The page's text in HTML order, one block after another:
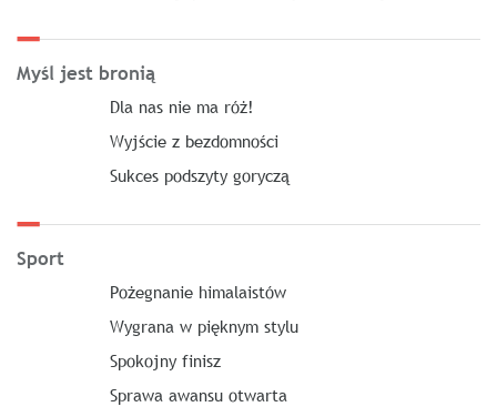
Myśl jest bronią
Dla nas nie ma róż!
Wyjście z bezdomności
Sukces podszyty goryczą
Sport
Pożegnanie himalaistów
Wygrana w pięknym stylu
Spokojny finisz
Sprawa awansu otwarta